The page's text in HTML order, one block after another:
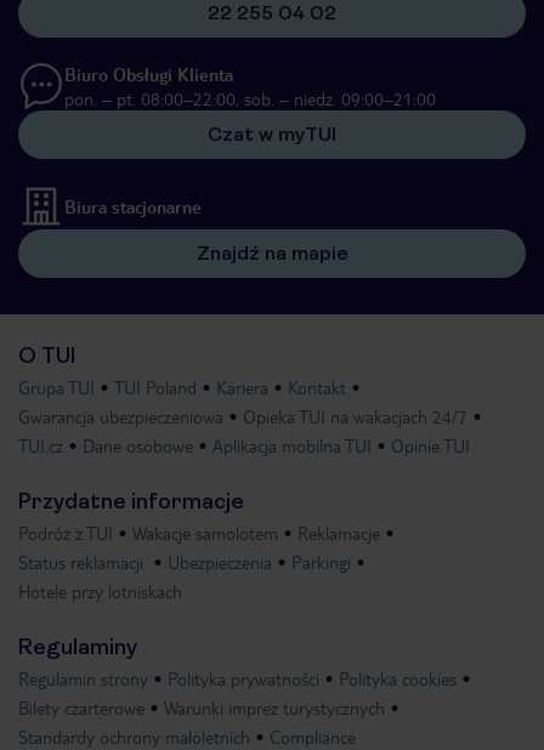
22 255 04 02
Biuro Obsługi Klienta
pon. – pt. 08:00–22:00, sob. – niedz. 09:00–21:00
Czat w myTUI
Biura stacjonarne
Znajdź na mapie
O TUI
Grupa TUI TUI Poland Kariera
Kontakt
Gwarancja ubezpieczeniowa
Opieka TUI na wakacjach 24/7
TUI.cz
Dane osobowe Aplikacja mobilna TUI Opinie TUI
Przydatne informacje
Podróż z TUI Wakacje samolotem
Reklamacje
Status reklamacji
Ubezpieczenia
Parkingi
Hotele przy lotniskach
Regulaminy
Regulamin strony Polityka prywatności
Polityka cookies
Bilety czarterowe
Warunki imprez turystycznych
Standardy ochrony małoletnich
Compliance